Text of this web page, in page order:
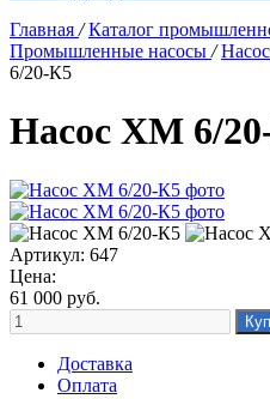
Главная / Каталог
Промышленные насосы /
6/20-К5
Насос ХМ 6/
Артикул: 647
Цена:
61 000 руб.
Доставка
Оплата